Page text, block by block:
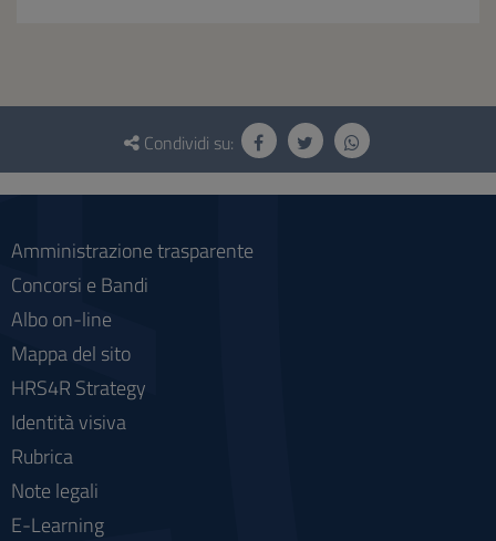
Questionario
social
Condividi su:
Amministrazione trasparente
Concorsi e Bandi
Albo on-line
Mappa del sito
HRS4R Strategy
Identità visiva
Rubrica
Note legali
E-Learning